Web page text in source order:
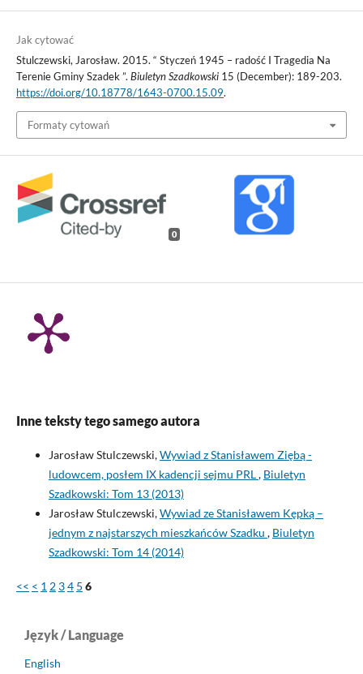
Jak cytować
Stulczewski, Jarosław. 2015. “ Styczeń 1945 – radość I Tragedia Na
Terenie Gminy Szadek ”. Biuletyn Szadkowski15 (December): 189-203.
https://doi.org/10.18778/1643-0700.15.09.
Formaty cytowań
0
Inne teksty tego samego autora
Jarosław Stulczewski,Wywiad z Stanisławem Ziębą -
ludowcem, posłem IX kadencji sejmu PRL, Biuletyn
Szadkowski: Tom 13 (2013)
Jarosław Stulczewski,Wywiad ze Stanisławem Kępką –
jednym z najstarszych mieszkańców Szadku , Biuletyn
Szadkowski: Tom 14 (2014)
<< < 1 2 34 5 6
Język / Language
English